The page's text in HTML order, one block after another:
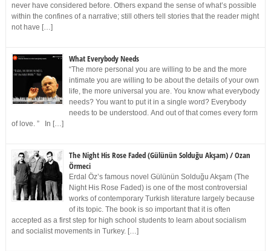
never have considered before. Others expand the sense of what’s possible
within the confines of a narrative; still others tell stories that the reader might
not have […]
What Everybody Needs
“The more personal you are willing to be and the more
intimate you are willing to be about the details of your own
life, the more universal you are. You know what everybody
needs? You want to put it in a single word? Everybody
needs to be understood. And out of that comes every form
of love. ” In […]
The Night His Rose Faded (Gülünün Solduğu Akşam) / Ozan
Örmeci
Erdal Öz’s famous novel Gülünün Solduğu Akşam (The
Night His Rose Faded) is one of the most controversial
works of contemporary Turkish literature largely because
of its topic. The book is so important that it is often
accepted as a first step for high school students to learn about socialism
and socialist movements in Turkey. […]